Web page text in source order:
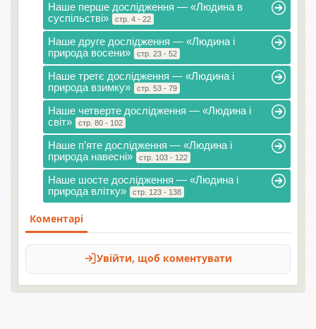
Наше перше дослідження — «Людина в
суспільстві»
стр. 4 - 22
Наше друге дослідження — «Людина і
природа восени»
стр. 23 - 52
Наше третє дослідження — «Людина і
природа взимку»
стр. 53 - 79
Наше четверте дослідження — «Людина і
світ»
стр. 80 - 102
Наше п’яте дослідження — «Людина і
природа навесні»
стр. 103 - 122
Наше шосте дослідження — «Людина і
природа влітку»
стр. 123 - 138